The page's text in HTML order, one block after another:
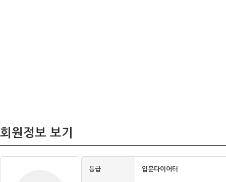
회원정보 보기
등급 입문다이어터